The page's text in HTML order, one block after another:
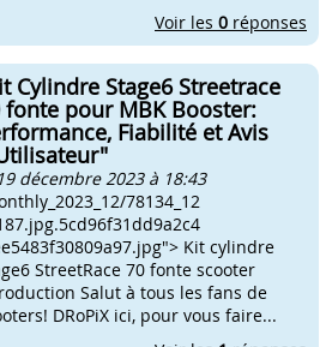
Voir les 0 réponses
Cylindre Stage6 Streetrace
fonte pour MBK Booster:
Fiabilité et Avis
décembre 2023 à 18:43
78134_12
Kit cylindre
StreetRace 70 fonte scooter
Salut à tous les fans de
DRoPiX ici, pour vous faire...